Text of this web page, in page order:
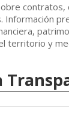
contratos,
Información
territorio y